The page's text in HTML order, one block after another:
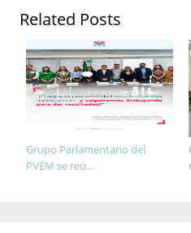
Related Posts
Grupo Parlamentario del
PVEM se reú...